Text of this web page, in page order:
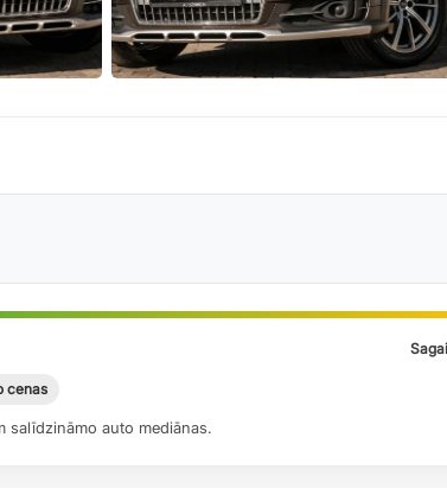
cenas
salīdzināmo auto mediānas.